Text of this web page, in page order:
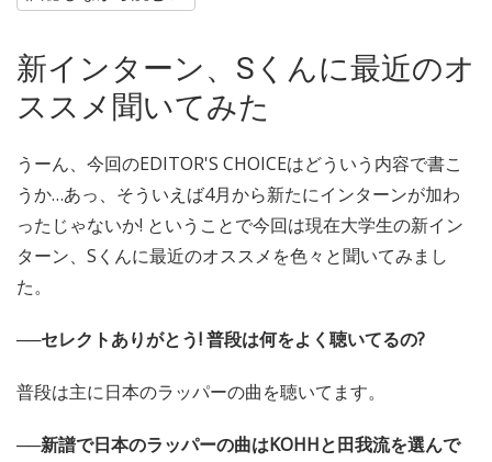
新インターン、Sくんに最近のオ
ススメ聞いてみた
うーん、今回のEDITOR'S CHOICEはどういう内容で書こ
うか…あっ、そういえば4月から新たにインターンが加わ
ったじゃないか! ということで今回は現在大学生の新イン
ターン、Sくんに最近のオススメを色々と聞いてみまし
た。
──セレクトありがとう! 普段は何をよく聴いてるの?
普段は主に日本のラッパーの曲を聴いてます。
──新譜で日本のラッパーの曲はKOHHと田我流を選んで